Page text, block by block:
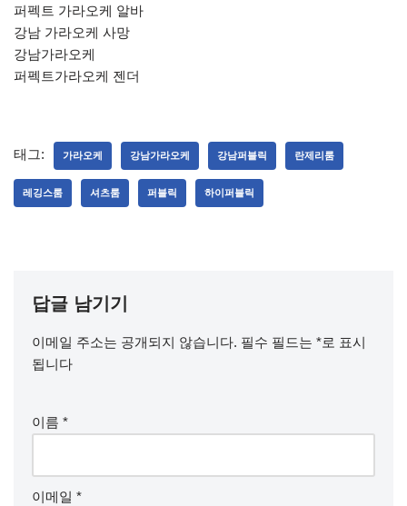
퍼펙트 가라오케 알바
강남 가라오케 사망
강남가라오케
퍼펙트가라오케 젠더
태그: 가라오케 강남가라오케 강남퍼블릭 란제리룸
레깅스룸 셔츠룸 퍼블릭 하이퍼블릭
답글 남기기
이메일 주소는 공개되지 않습니다. 필수 필드는 *로 표시
됩니다
이름 *
이메일 *